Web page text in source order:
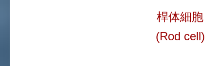
桿体細胞
(Rod cell)